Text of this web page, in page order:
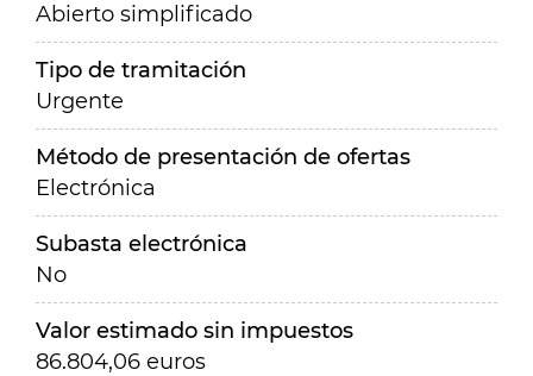
Abierto simplificado
Tipo de tramitación
Urgente
Método de presentación de ofertas
Electrónica
Subasta electrónica
No
Valor estimado sin impuestos
86.804,06 euros